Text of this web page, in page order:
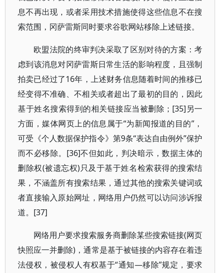
息不再出现，或者采用技术措施使得这些信息不在搜
索范围，冈萨雷斯同时要求谷歌网站移除上述链接。
欧盟法院的终审判决采取了区别对待的方案：考
虑到该消息对冈萨雷斯日常生活的影响程度，且强制
拍卖已经过了16年，上述财务信息随着时间的推移已
经变得不准确、不相关或者超出了最初的目的，因此
基于姓名搜索得到的相关链接应当被删除；[35]另一
方面，媒体网页上的信息属于“为新闻报道的目的”，
可受《个人数据保护指令》第9条“表达自由例外”保护
而不必移除。[36]不但如此，判决暗示，数据主体的
删除权(被遗忘权)只及于基于姓名检索获得的搜索结
果，不涵盖所有搜索结果，通过其他的搜索关键词或
者直接输入原始网址，网络用户仍然可以访问涉诉报
道。[37]
网络用户要求搜索服务商删除某些搜索链接(网页
快照应一并删除)，通常是基于被链接的内容存在着违
法侵权，被侵权人有权基于“通知—移除”规定，要求